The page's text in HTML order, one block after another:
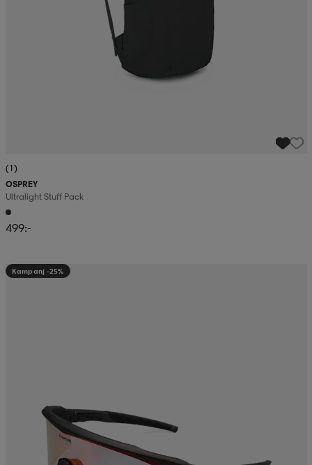
(1)
OSPREY
Ultralight Stuff Pack
499:-
Kampanj -25%